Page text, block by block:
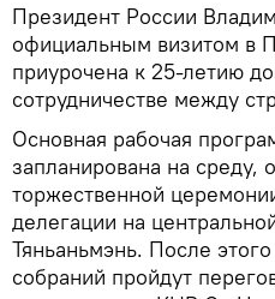
Президент России
официальным визитом в
приурочена к 25-летию
сотрудничестве между
Основная рабочая
запланирована на среду,
торжественной
делегации на
Тяньаньмэнь. После
собраний пройдут